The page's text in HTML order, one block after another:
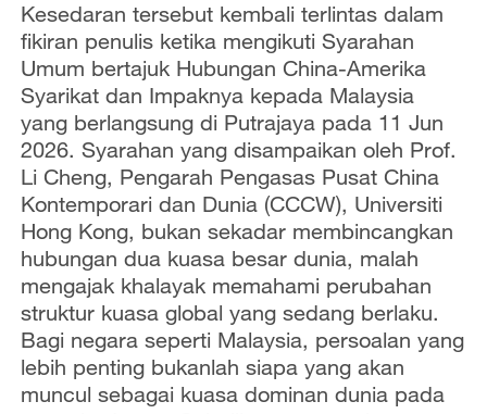
Kesedaran tersebut kembali terlintas dalam
fikiran penulis ketika mengikuti Syarahan
Umum bertajuk Hubungan China-Amerika
Syarikat dan Impaknya kepada Malaysia
yang berlangsung di Putrajaya pada 11 Jun
2026. Syarahan yang disampaikan oleh Prof.
Li Cheng, Pengarah Pengasas Pusat China
Kontemporari dan Dunia (CCCW), Universiti
Hong Kong, bukan sekadar membincangkan
hubungan dua kuasa besar dunia, malah
mengajak khalayak memahami perubahan
struktur kuasa global yang sedang berlaku.
Bagi negara seperti Malaysia, persoalan yang
lebih penting bukanlah siapa yang akan
muncul sebagai kuasa dominan dunia pada